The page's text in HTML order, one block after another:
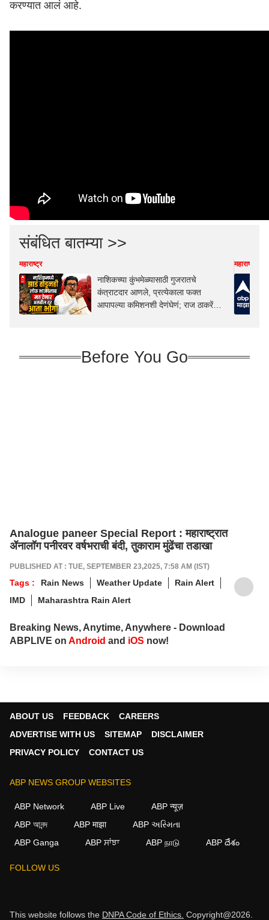
करण्यात आलं आहे.
संबंधित बातम्या >>
महाराष्ट्र
नाशिकच्या कुंभमेळ्यासाठी गुजरातचे
कंत्राटदार आणले, प्रत्येकाला फक्त
आपापल्या कमिशनशी देणंघेणं; राज ठाकरेंची
महाराष्ट्र
Before You Go
Analogue paneer Special Report : महाराष्ट्रात
ॲनालॉग पनीरवर वर्षभराची बंदी, तुकाराम मुंढेंचा तडाखा
PUBLISHED AT : TUE, SEPTEMBER 23,2025, 7:58 AM (IST)
Tags : Rain News Weather Update
Rain Alert
IMD
Maharashtra Rain Alert
Breaking News, Anytime, Anywhere - Download
ABPLIVE on Android and iOS now!
ABOUT US FEEDBACK
CAREERS
ADVERTISE WITH US
SITEMAP
DISCLAIMER
PRIVACY POLICY
CONTACT US
ABP NEWS GROUP WEBSITES
ABP Network ABP Live
ABP न्यूज़
ABP আনন্দ
ABP माझा
ABP અસ્મિતા
ABP Ganga
ABP ਸਾਂਝਾ ABP நாடு ABP దేశం
FOLLOW US
This website follows the DNPA Code of Ethics. Copyright@2026.